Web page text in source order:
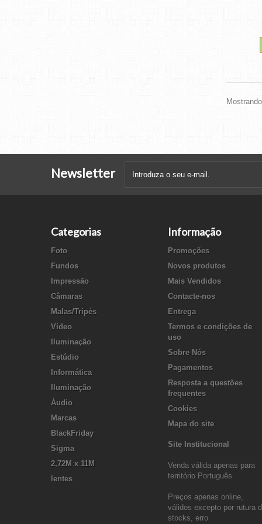
Newsletter
Categorias
Foto
Fundos
Impressão
Câmaras
Malas/Tripés
Vídeo
Iluminação
Estúdio
Informática
Iluminação
Áudio
Marcas
BlackFriday
Sigma
2,72M x 11M
lentes
Informação
Promoções
Novos produtos
Mais Vendidos
Contacte-nos
Entrega
Termos e condições de
uso
Sobre Nós
Pagamentos
Resposta a questões
frequentes
Cookies
Mapa do site
Site Institucional
Venda válida apenas para
território Português
Preços apenas online,
válidos excepto por rutura
stocks, erro